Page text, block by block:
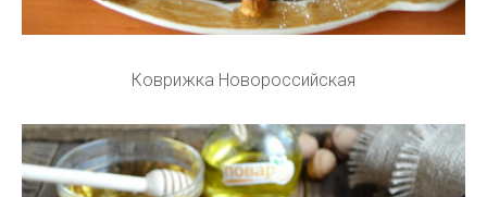
Коврижка Новороссийская